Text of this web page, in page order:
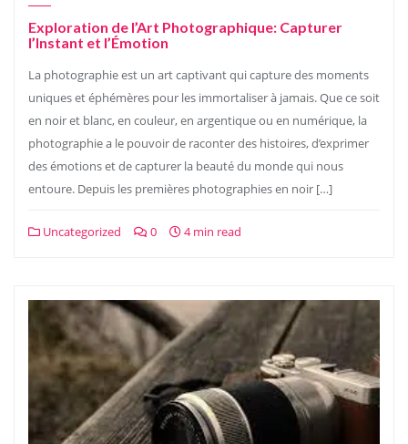
Exploration de l’Art Photographique: Capturer
l’Instant et l’Émotion
La photographie est un art captivant qui capture des moments
uniques et éphémères pour les immortaliser à jamais. Que ce soit
en noir et blanc, en couleur, en argentique ou en numérique, la
photographie a le pouvoir de raconter des histoires, d’exprimer
des émotions et de capturer la beauté du monde qui nous
entoure. Depuis les premières photographies en noir […]
Uncategorized 0 4 min read